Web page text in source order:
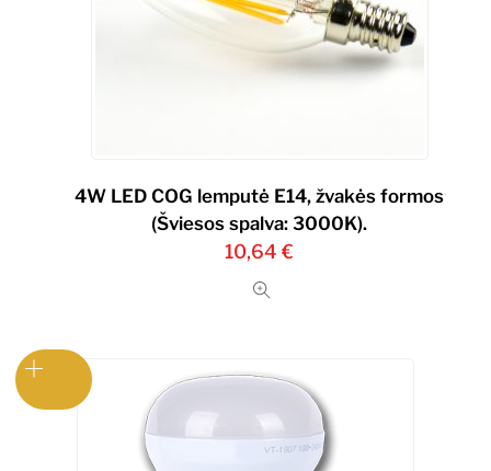
4W LED COG lemputė E14, žvakės formos
(Šviesos spalva: 3000K).
10,64€